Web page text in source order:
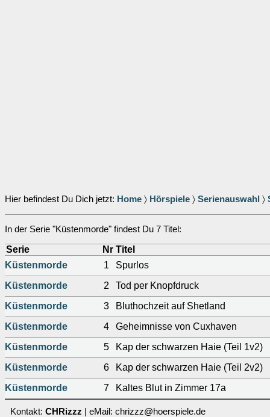
Hier befindest Du Dich jetzt: Home 〉 Hörspiele 〉 Serienauswahl 〉
In der Serie "Küstenmorde" findest Du 7 Titel:
Serie Nr Titel
Küstenmorde
1
Spurlos
Küstenmorde
2
Tod per Knopfdruck
Küstenmorde
3
Bluthochzeit auf Shetland
Küstenmorde
4
Geheimnisse von Cuxhaven
Küstenmorde
5
Kap der schwarzen Haie (Teil 1v2)
Küstenmorde
6
Kap der schwarzen Haie (Teil 2v2)
Küstenmorde
7 Kaltes Blut in Zimmer 17a
Kontakt: CHRizzz | eMail: chrizzz@hoerspiele.de